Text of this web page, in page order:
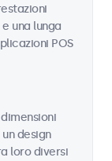
una lunga
POS
design
loro diversi